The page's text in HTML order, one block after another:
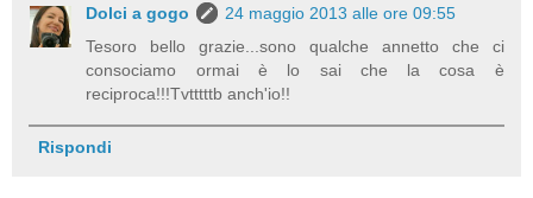
Dolci a gogo
24 maggio 2013 alle ore 09:55
Tesoro bello grazie...sono qualche annetto che ci
consociamo ormai è lo sai che la cosa è
reciproca!!!Tvtttttb anch'io!!
Rispondi